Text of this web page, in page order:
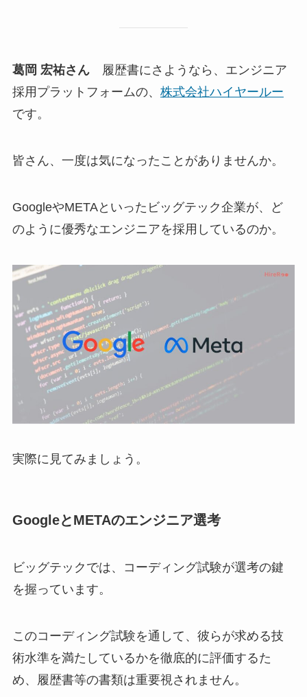
葛岡 宏祐さん履歴書にさようなら、エンジニア
採用プラットフォームの、 株式会社ハイヤールー
です。
皆さん、一度は気になったことがありませんか。
GoogleやMETAといったビッグテック企業が、ど
のように優秀なエンジニアを採用しているのか。
実際に見てみましょう。
GoogleとMETAのエンジニア選考
ビッグテックでは、コーディング試験が選考の鍵
を握っています。
このコーディング試験を通して、彼らが求める技
術水準を満たしているかを徹底的に評価するた
め、履歴書等の書類は重要視されません。